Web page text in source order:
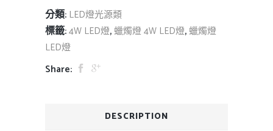
分類: LED燈光源類
標籤:4W LED燈,蠟燭燈 4W LED燈,蠟燭燈
LED燈
Share:
DESCRIPTION